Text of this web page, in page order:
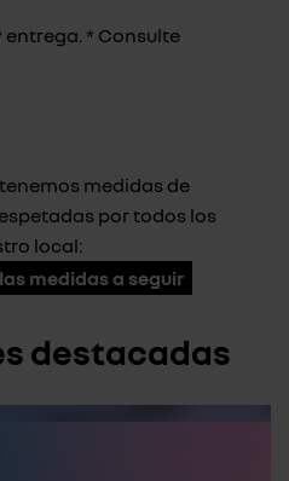
* Consulte
medidas de
por todos los
local:
medidas a seguir
destacadas